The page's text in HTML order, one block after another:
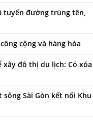
tuyến đường trùng tên,
cộng và hàng hóa
xây đô thị du lịch: Có xóa
Sài Gòn kết nối Khu